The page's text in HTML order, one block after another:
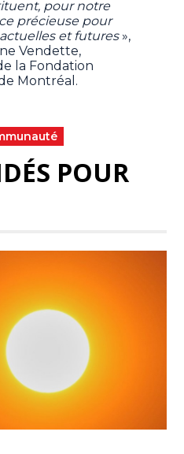
pour notre
précieuse pour
et futures»,
Vendette,
la Fondation
Montréal.
POUR